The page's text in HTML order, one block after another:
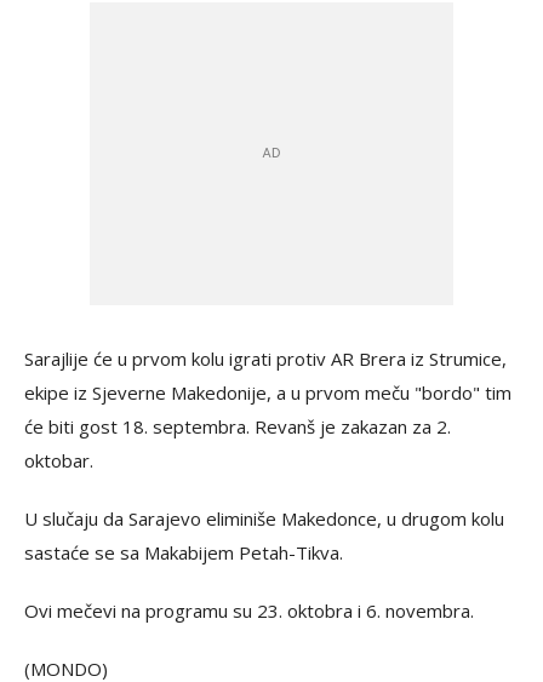
Sarajlije će u prvom kolu igrati protiv AR Brera iz Strumice,
ekipe iz Sjeverne Makedonije, a u prvom meču "bordo" tim
će biti gost 18. septembra. Revanš je zakazan za 2.
oktobar.
U slučaju da Sarajevo eliminiše Makedonce, u drugom kolu
sastaće se sa Makabijem Petah-Tikva.
Ovi mečevi na programu su 23. oktobra i 6. novembra.
(MONDO)